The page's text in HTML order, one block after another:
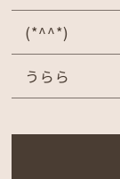
(*^^*)
うらら